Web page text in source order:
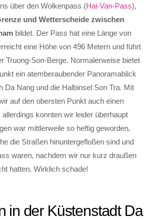
über den Wolkenpass (Hai-Van-Pass),
und Wetterscheide zwischen
bildet. Der Pass hat eine Länge von
eine Höhe von 496 Metern und führt
Truong-Son-Berge. Normalerweise bietet
ein atemberaubender Panoramablick
Da Nang und die Halbinsel Son Tra. Mit
auf den obersten Punkt auch einen
konnten wir leider überhaupt
war mittlerweile so heftig geworden,
die Straßen hinuntergefloßen sind und
waren, nachdem wir nur kurz draußen
hatten. Wirklich schade!
in der Küstenstadt Da